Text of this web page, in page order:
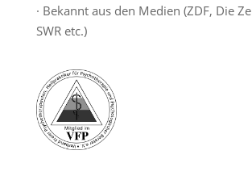
· Bekannt aus den Medien (ZDF, Die
SWR etc.)